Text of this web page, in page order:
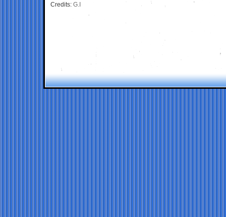
Credits: G.I